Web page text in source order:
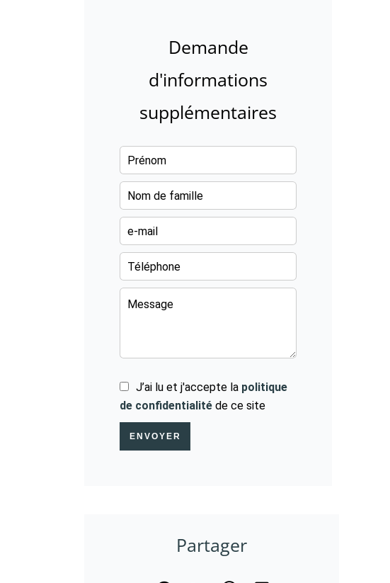
Demande
d'informations
supplémentaires
J’ai lu et j'accepte la politique
de confidentialité de ce site
ENVOYER
Partager